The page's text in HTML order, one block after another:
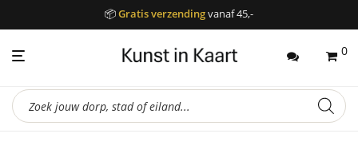
📦Gratis verzendingvanaf 45,-
0
Producten
zoeken